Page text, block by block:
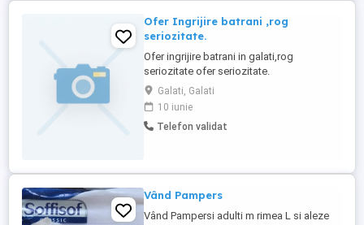
Ofer Ingrijire batrani ,rog
seriozitate.
Ofer ingrijire batrani in galati,rog
seriozitate ofer seriozitate.
Galati, Galati
10 iunie
Telefon validat
Vând Pampers
Vând Pampersi adulti m rimea L si aleze